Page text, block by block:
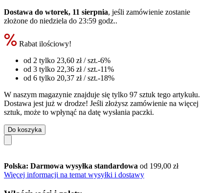
Dostawa do wtorek, 11 sierpnia, jeśli zamówienie zostanie
złożone do niedziela do 23:59 godz..
Rabat ilościowy!
od 2 tylko 23,60 zł/ szt.-6%
od 3 tylko 22,36 zł/ szt.-11%
od 6 tylko 20,37 zł/ szt.-18%
W naszym magazynie znajduje się tylko 97 sztuk tego artykułu.
Dostawa jest już w drodze! Jeśli złożysz zamówienie na więcej
sztuk, może to wpłynąć na datę wysłania paczki.
Do koszyka
Polska: Darmowa wysyłka standardowa od 199,00 zł
Więcej informacji na temat wysyłki i dostawy